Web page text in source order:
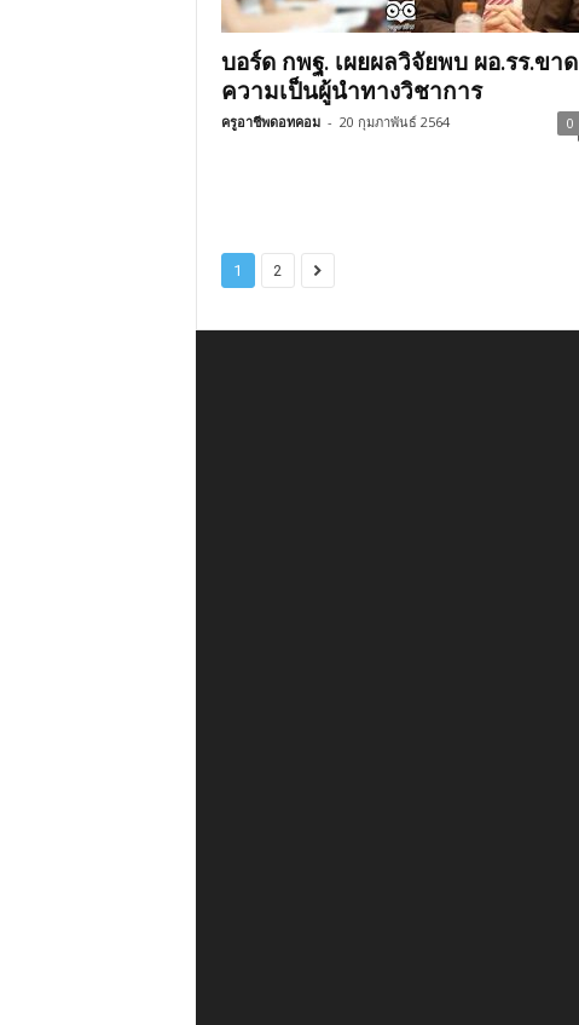
บอร์ด กพฐ. เผยผลวิจัยพบ ผอ.รร.ขาด
ความเป็นผู้นำทางวิชาการ
ครูอาชีพดอทคอม - 20 กุมภาพันธ์ 2564 0
1 2